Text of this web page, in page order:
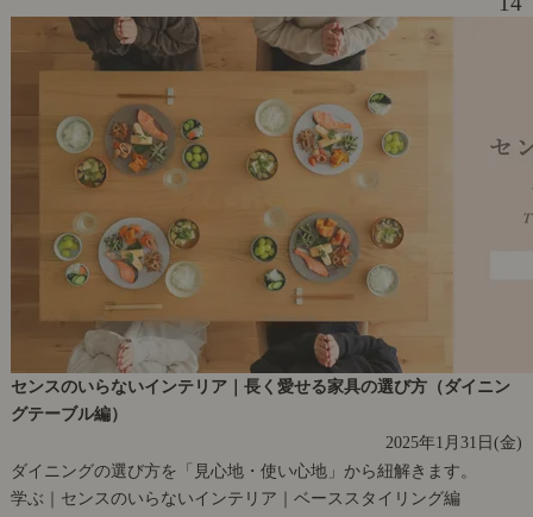
センスのいらないインテリア｜長く愛せる家具の選び方（ダイニン
グテーブル編）
2025年1月31日(金)
ダイニングの選び方を「見心地・使い心地」から紐解きます。
学ぶ｜センスのいらないインテリア｜ベーススタイリング編